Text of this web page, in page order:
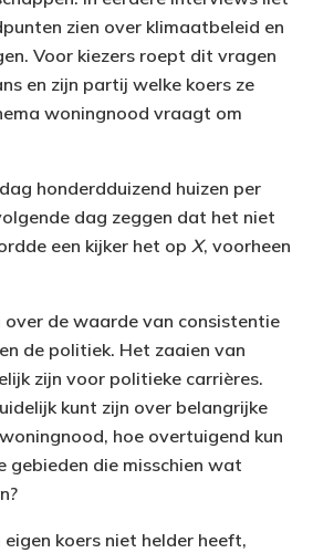
zien over klimaatbeleid en
Voor kiezers roept dit vragen
en zijn partij welke koers ze
woningnood vraagt om
honderdduizend huizen per
dag zeggen dat het niet
een kijker het op X, voorheen
de waarde van consistentie
de politiek. Het zaaien van
zijn voor politieke carrières.
kunt zijn over belangrijke
hoe overtuigend kun
gebieden die misschien wat
koers niet helder heeft,